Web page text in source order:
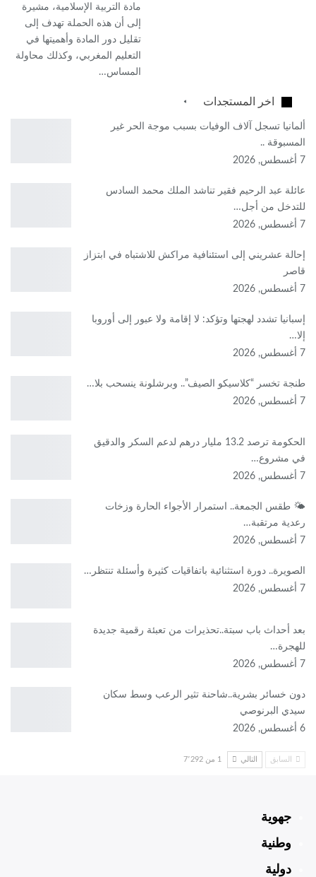
مادة التربية الإسلامية، مشيرة
إلى أن هذه الحملة تهدف إلى
تقليل دور المادة وأهميتها في
التعليم المغربي، وكذلك محاولة
المساس…
اخر المستجدات
ألمانيا تسجل آلاف الوفيات بسبب موجة الحر غير
المسبوقة ..
7 أغسطس, 2026
عائلة عبد الرحيم فقير تناشد الملك محمد السادس
للتدخل من أجل…
7 أغسطس, 2026
إحالة عشريني إلى استئنافية مراكش للاشتباه في ابتزاز
قاصر
7 أغسطس, 2026
إسبانيا تشدد لهجتها وتؤكد: لا إقامة ولا عبور إلى أوروبا
إلا…
7 أغسطس, 2026
طنجة تخسر “كلاسيكو الصيف”.. وبرشلونة ينسحب بلا…
7 أغسطس, 2026
الحكومة ترصد 13.2 مليار درهم لدعم السكر والدقيق
في مشروع…
7 أغسطس, 2026
🌤️ طقس الجمعة.. استمرار الأجواء الحارة وزخات
رعدية مرتقبة…
7 أغسطس, 2026
الصويرة.. دورة استثنائية باتفاقيات كثيرة وأسئلة تنتظر…
7 أغسطس, 2026
بعد أحداث باب سبتة..تحذيرات من تعبئة رقمية جديدة
للهجرة…
7 أغسطس, 2026
دون خسائر بشرية..شاحنة تثير الرعب وسط سكان
سيدي البرنوصي
6 أغسطس, 2026
السابق التالي 1 من 7٬292
جهوية
وطنية
دولية